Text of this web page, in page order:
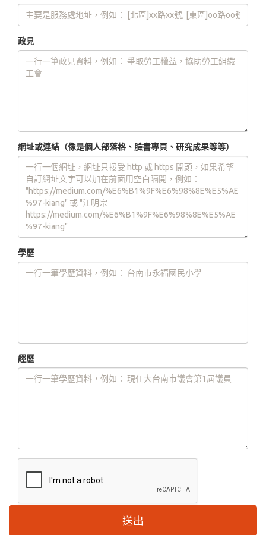
政見
網址或連結（像是個人部落格、臉書專頁、研究成果等等）
學歷
經歷
送出